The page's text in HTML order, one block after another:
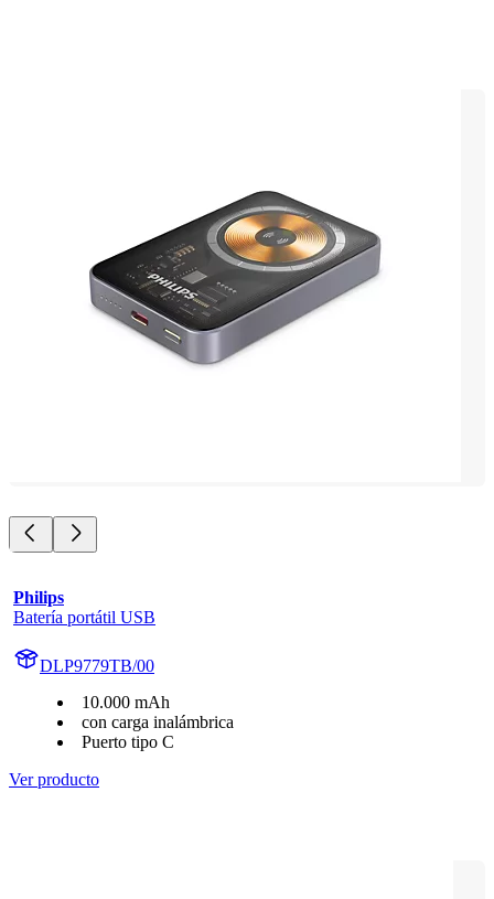
Philips
Batería portátil USB
DLP9779TB/00
10.000 mAh
con carga inalámbrica
Puerto tipo C
Ver producto